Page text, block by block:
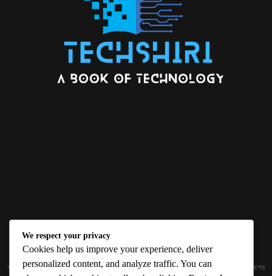
ABOUT US
জ্ঞান বিজ্ঞানের উৎকর্ষ আমাদের প্রভাবিত করে। আলোকিত করে। সেই আলো কে ধারণ কর দেশ ও বিদেশের
We respect your privacy
Cookies help us improve your experience, deliver
personalized content, and analyze traffic. You can